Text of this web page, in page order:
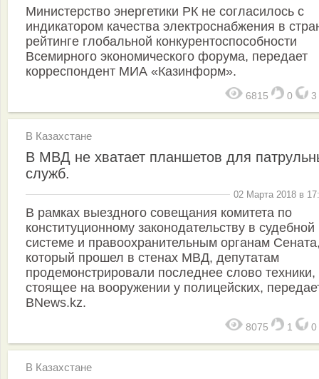
Министерство энергетики РК не согласилось с
индикатором качества электроснабжения в
рейтинге глобальной конкурентоспособности
Всемирного экономического форума, передает
корреспондент МИА «Казинформ».
6815 0 3
В Казахстане
В МВД не хватает планшетов для
служб.
02 Марта 2018 в
В рамках выездного совещания комитета по
конституционному законодательству в судебной
системе и правоохранительным органам
который прошел в стенах МВД, депутатам
продемонстрировали последнее слово техники,
стоящее на вооружении у полицейских,
BNews.kz.
8075 1 0
В Казахстане